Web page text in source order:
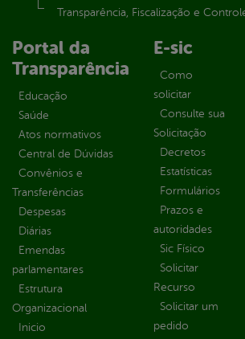
Transparência, Fiscalização e
Portal da
Transparência
Educação
Saúde
Atos normativos
Central de Dúvidas
Convênios e
Transferências
Despesas
Diárias
Emendas
parlamentares
Estrutura
Organizacional
Inicio
E-sic
Como
solicitar
Consulte sua
Solicitação
Decretos
Estatísticas
Formulários
Prazos e
autoridades
Sic Físico
Solicitar
Recurso
Solicitar um
pedido